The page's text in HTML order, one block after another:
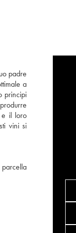
padre
a
principi
e il loro
vini si